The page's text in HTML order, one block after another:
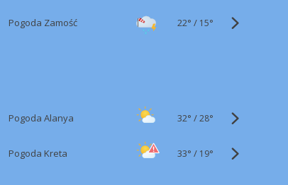
Pogoda Zamość 22° / 15°
Pogoda Alanya 32° /28°
Pogoda Kreta 33° / 19°